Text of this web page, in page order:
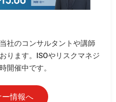
社のコンサルタントや講師
ります。ISOやリスクマネジ
開催中です。
ー情報へ